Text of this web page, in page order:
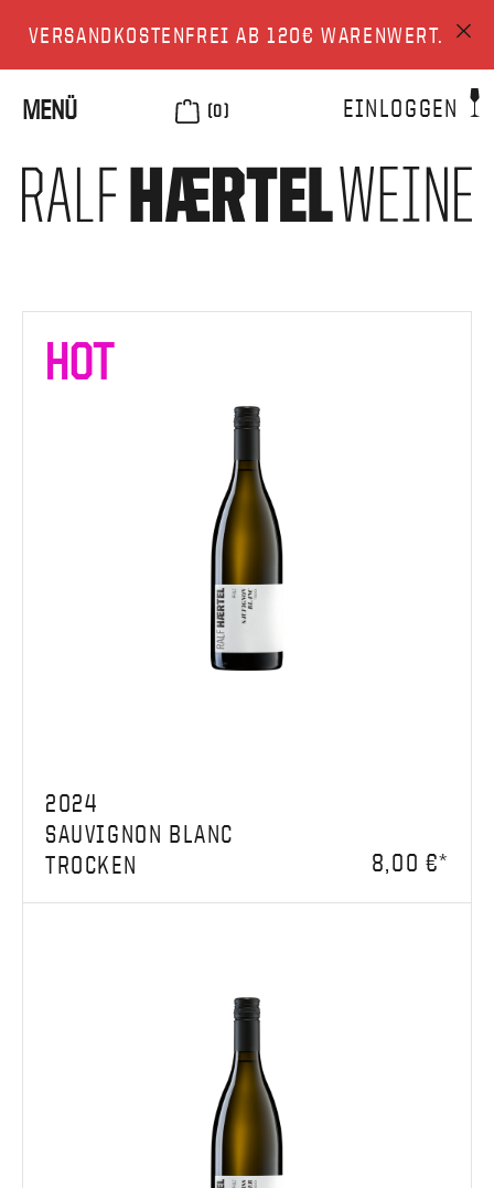
VERSANDKOSTENFREI AB 120€ WARENWERT.
MENÜ (0) EINLOGGEN
HOT
2024
SAUVIGNON BLANC
TROCKEN
8,00 €*